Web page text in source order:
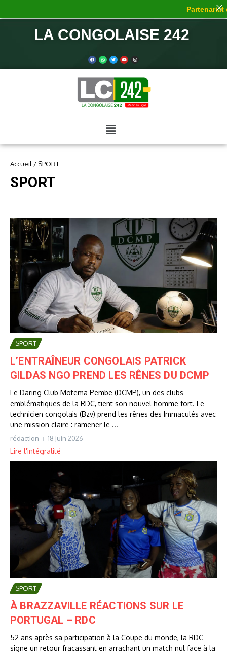
LA CONGOLAISE 242
Accueil / SPORT
SPORT
SPORT
L’ENTRAÎNEUR CONGOLAIS PATRICK
GILDAS NGO PREND LES RÊNES DU DCMP
Le Daring Club Motema Pembe (DCMP), un des clubs
emblématiques de la RDC, tient son nouvel homme fort. Le
technicien congolais (Bzv) prend les rênes des Immaculés avec
une mission claire : ramener le ...
rédaction 18 juin 2026
Lire l'intégralité
SPORT
À BRAZZAVILLE RÉACTIONS SUR LE
PORTUGAL – RDC
52 ans après sa participation à la Coupe du monde, la RDC
signe un retour fracassant en arrachant un match nul face à la
Partenariat de